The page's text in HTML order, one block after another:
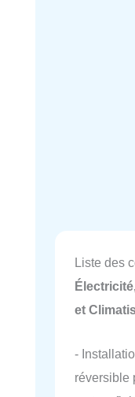
Liste des
et
-
réversible